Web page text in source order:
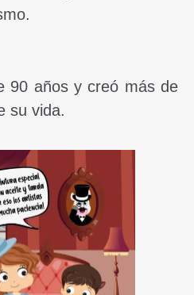
90 años y creó más de
su vida.